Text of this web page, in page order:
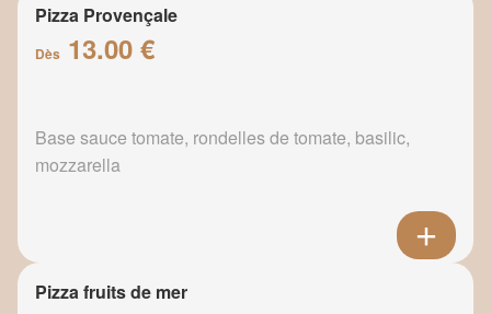
Pizza Provençale
Dès 13.00 €
Base sauce tomate, rondelles de tomate, basilic,
mozzarella
Pizza fruits de mer